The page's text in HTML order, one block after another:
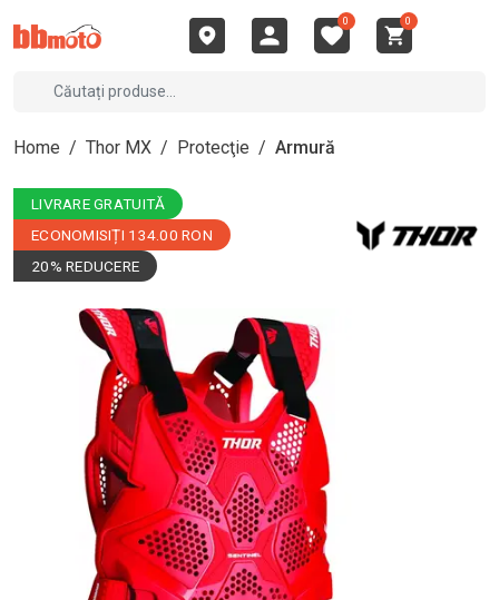
0 0
Home / Thor MX / Protecţie / Armură
LIVRARE GRATUITĂ
ECONOMISIȚI 134.00 RON
20% REDUCERE